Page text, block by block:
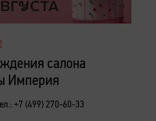
салона
Империя
+7 (499) 270-60-33